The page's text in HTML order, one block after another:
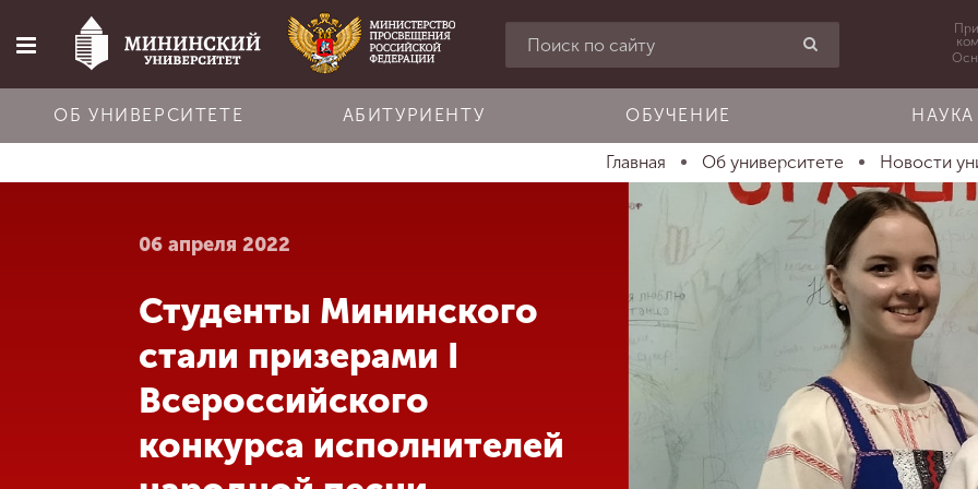
Главная
Об университете
Абитуриенту
Обучение
ОБ УНИВЕРСИТЕТЕ АБИТУРИЕНТУ ОБУЧЕНИЕ НАУКА
Главная Об университете Новости
06 апреля 2022
Студенты Мининского
стали призерами I
Всероссийского
конкурса исполнителей